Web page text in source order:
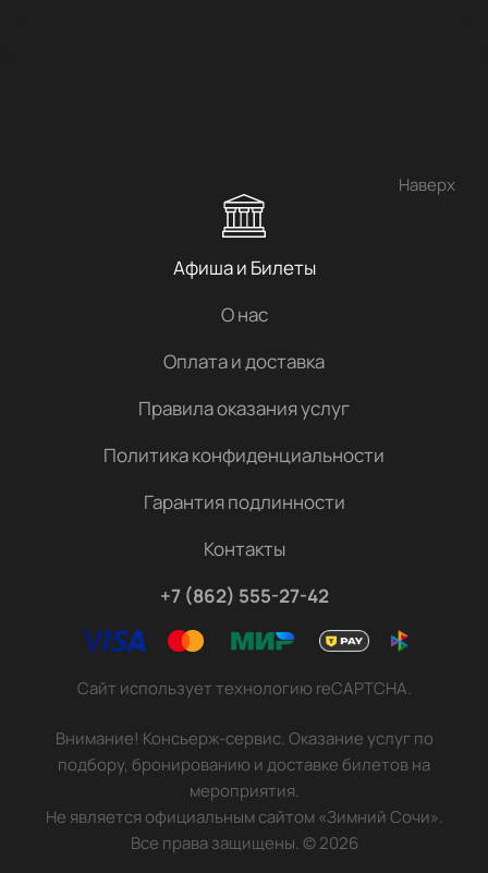
Наверх
Афиша и Билеты
О нас
Оплата и доставка
Правила оказания услуг
Политика конфиденциальности
Гарантия подлинности
Контакты
+7 (862) 555-27-42
Сайт использует технологию reCAPTCHA.
Внимание! Консьерж-сервис. Оказание услуг по
подбору, бронированию и доставке билетов на
мероприятия.
Не является официальным сайтом «Зимний Сочи».
Все права защищены.©2026